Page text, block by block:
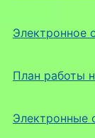
Электронное
План работы
Электронные